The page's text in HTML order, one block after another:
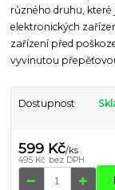
různého druhu,
elektronických
zařízení před
vyvinutou
Dostupnost
599 Kč/ks
495 Kč bez DPH